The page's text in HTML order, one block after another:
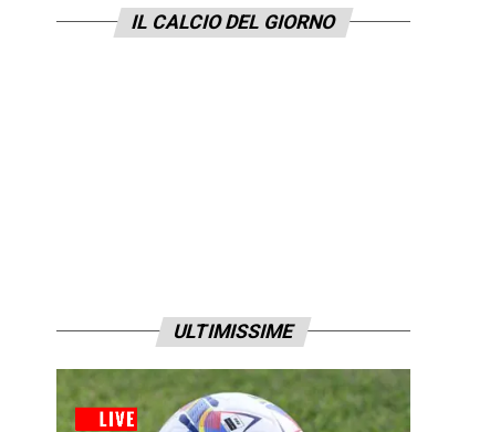
IL CALCIO DEL GIORNO
ULTIMISSIME